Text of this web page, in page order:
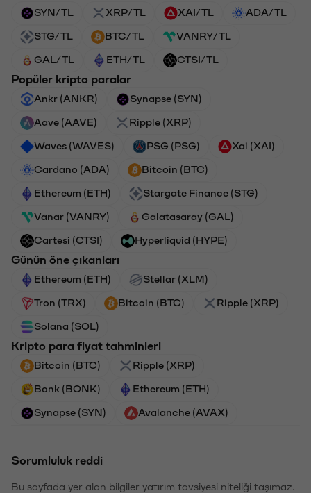
SYN/TL XRP/TL XAI/TL ADA/TL
STG/TL BTC/TL VANRY/TL
GAL/TL ETH/TL CTSI/TL
Popüler kripto paralar
Ankr (ANKR) Synapse (SYN)
Aave (AAVE) Ripple (XRP)
Waves (WAVES) PSG (PSG) Xai (XAI)
Cardano (ADA) Bitcoin (BTC)
Ethereum (ETH) Stargate Finance (STG)
Vanar (VANRY) Galatasaray (GAL)
Cartesi (CTSI) Hyperliquid (HYPE)
Günün öne çıkanları
Ethereum (ETH) Stellar (XLM)
Tron (TRX) Bitcoin (BTC) Ripple (XRP)
Solana (SOL)
Kripto para fiyat tahminleri
Bitcoin (BTC) Ripple (XRP)
Bonk (BONK) Ethereum (ETH)
Synapse (SYN) Avalanche (AVAX)
Sorumluluk reddi
Bu sayfada yer alan bilgiler yatırım tavsiyesi niteliği taşımaz.